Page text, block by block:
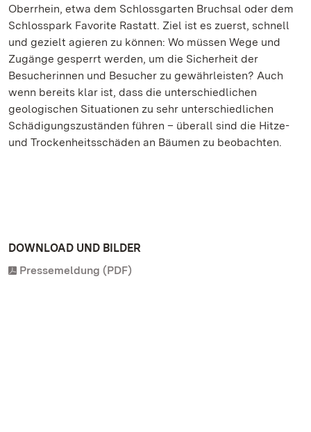
Oberrhein, etwa dem Schlossgarten Bruchsal oder dem
Schlosspark Favorite Rastatt. Ziel ist es zuerst, schnell
und gezielt agieren zu können: Wo müssen Wege und
Zugänge gesperrt werden, um die Sicherheit der
Besucherinnen und Besucher zu gewährleisten? Auch
wenn bereits klar ist, dass die unterschiedlichen
geologischen Situationen zu sehr unterschiedlichen
Schädigungszuständen führen – überall sind die Hitze-
und Trockenheitsschäden an Bäumen zu beobachten.
DOWNLOAD UND BILDER
Pressemeldung (PDF)